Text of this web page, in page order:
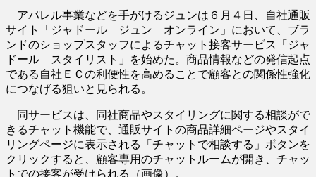
アパレル事業などを手がけるジュンは６月４日、自社通販
サイト「ジャドール ジュン オンライン」において、ブラ
ンドのショップスタッフによるチャット接客サービス「ジャ
ドール スタイリスト」を始めた。商品情報などの発信起点
である自社ＥＣの利便性を高めることで顧客との関係性強化
につなげる狙いと見られる。
同サービスは、同社商品やスタイリングに関する相談がで
きるチャット機能で、通販サイトの商品詳細ページやスタイ
リングページに表示される「チャットで相談する」ボタンを
クリックすると、顧客専用のチャットルームが開き、チャッ
トでの接客が受けられる（画像）。